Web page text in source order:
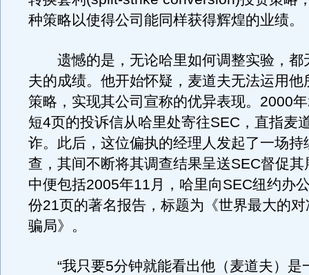
种策略以使得公司能同样获得辉煌的业绩。
遗憾的是，无论哈里如何调整实验，都
夫的成绩。他开始怀疑，麦道夫无法运用他
策略，实现其公司宣称的优异表现。2000
短4页的投诉信从哈里处寄往SEC，直指麦
诈。此后，这位偏执的经理人发起了一场持
查，其间不断将其调查结果呈送SEC督促其
中便包括2005年11月，哈里向SEC纽约办
份21页的著名报告，标题为《世界最大的
骗局》。
“我只要5分钟就能看出他（麦道夫）是